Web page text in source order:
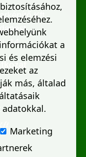
Kft.
14.
a
és elemzési
az
más, általad
Marketing